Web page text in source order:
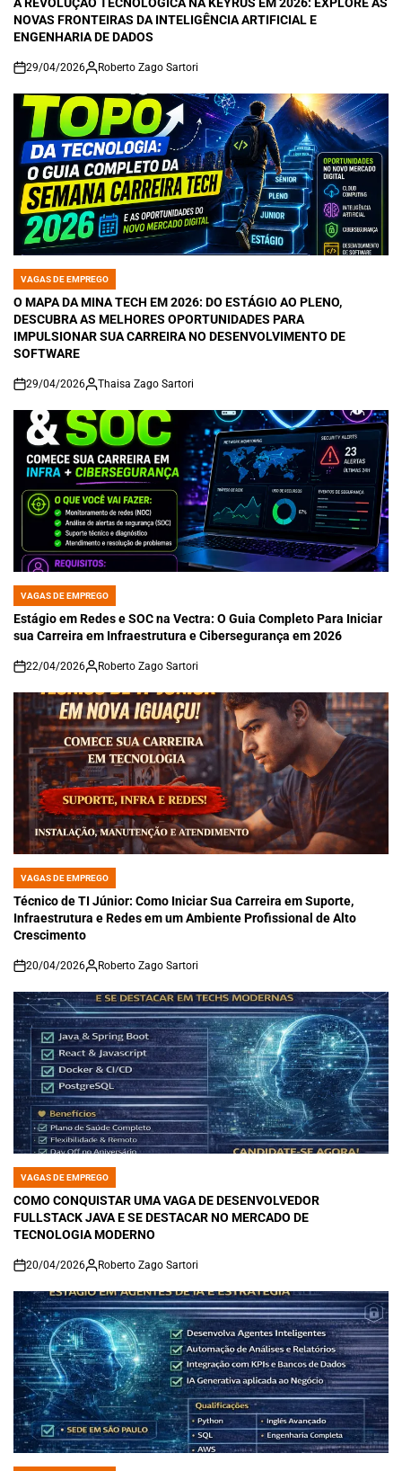
A REVOLUÇÃO TECNOLÓGICA NA KEYRUS EM 2026: EXPLORE AS
NOVAS FRONTEIRAS DA INTELIGÊNCIA ARTIFICIAL E
ENGENHARIA DE DADOS
on
29/04/2026 Roberto Zago Sartori
POSTED
IN
VAGAS DE EMPREGO
O MAPA DA MINA TECH EM 2026: DO ESTÁGIO AO PLENO,
DESCUBRA AS MELHORES OPORTUNIDADES PARA
IMPULSIONAR SUA CARREIRA NO DESENVOLVIMENTO DE
SOFTWARE
on
29/04/2026 Thaisa Zago Sartori
POSTED
IN
VAGAS DE EMPREGO
Estágio em Redes e SOC na Vectra: O Guia Completo Para Iniciar
sua Carreira em Infraestrutura e Cibersegurança em 2026
on
22/04/2026 Roberto Zago Sartori
POSTED
IN
VAGAS DE EMPREGO
Técnico de TI Júnior: Como Iniciar Sua Carreira em Suporte,
Infraestrutura e Redes em um Ambiente Profissional de Alto
Crescimento
on
20/04/2026 Roberto Zago Sartori
POSTED
IN
VAGAS DE EMPREGO
COMO CONQUISTAR UMA VAGA DE DESENVOLVEDOR
FULLSTACK JAVA E SE DESTACAR NO MERCADO DE
TECNOLOGIA MODERNO
on
20/04/2026 Roberto Zago Sartori